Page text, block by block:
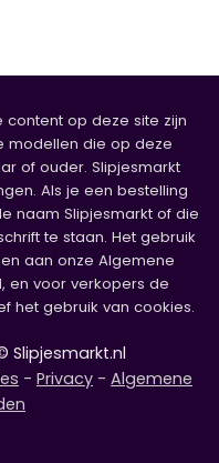
content op deze site zijn
modellen die op deze
of ouder. Slipjesmarkt
Als je een bestelling
naam Slipjesmarkt of die
te staan. Het gebruik
aan onze Algemene
en voor verkopers de
het gebruik van cookies.
Slipjesmarkt.nl
- Privacy - Algemene